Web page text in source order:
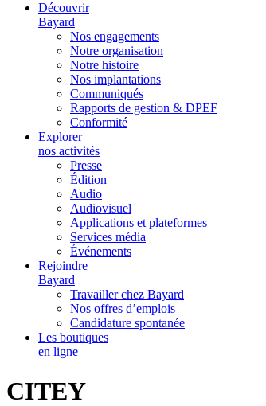
Découvrir
Bayard
Nos engagements
Notre organisation
Notre histoire
Nos implantations
Communiqués
Rapports de gestion & DPEF
Conformité
Explorer
nos activités
Presse
Édition
Audio
Audiovisuel
Applications et plateformes
Services média
Événements
Rejoindre
Bayard
Travailler chez Bayard
Nos offres d’emplois
Candidature spontanée
Les boutiques
en ligne
CITEY